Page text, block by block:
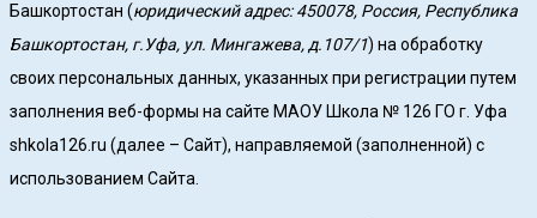
Башкортостан (юридический адрес: 450078, Россия, Республика
Башкортостан, г.Уфа, ул. Мингажева, д.107/1) на обработку
своих персональных данных, указанных при регистрации путем
заполнения веб-формы на сайте МАОУ Школа № 126 ГО г. Уфа
shkola126.ru (далее – Сайт), направляемой (заполненной) с
использованием Сайта.